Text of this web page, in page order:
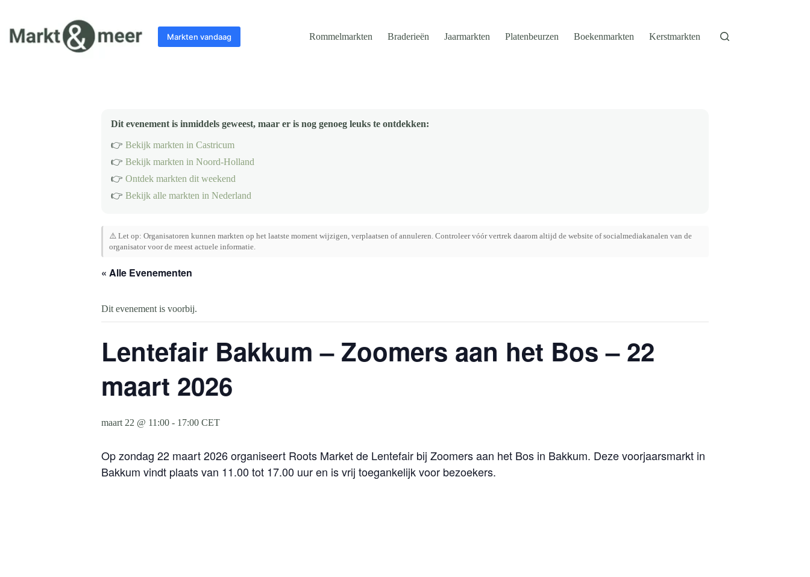
inhoud
Markten vandaag Rommelmarkten Braderieën Jaarmarkten Platenbeurzen Boekenmarkten Kerstmarkten
Dit evenement is inmiddels geweest, maar er is nog genoeg leuks te ontdekken:
👉 Bekijk markten in Castricum
👉 Bekijk markten in Noord-Holland
👉 Ontdek markten dit weekend
👉 Bekijk alle markten in Nederland
⚠️ Let op: Organisatoren kunnen markten op het laatste moment wijzigen, verplaatsen of annuleren. Controleer vóór vertrek daarom altijd de website of socialmediakanalen van de
organisator voor de meest actuele informatie.
« Alle Evenementen
Dit evenement is voorbij.
Lentefair Bakkum – Zoomers aan het Bos – 22
maart 2026
maart 22 @ 11:00 - 17:00 CET
Op zondag 22 maart 2026 organiseert Roots Market de Lentefair bij Zoomers aan het Bos in Bakkum. Deze voorjaarsmarkt in
Bakkum vindt plaats van 11.00 tot 17.00 uur en is vrij toegankelijk voor bezoekers.